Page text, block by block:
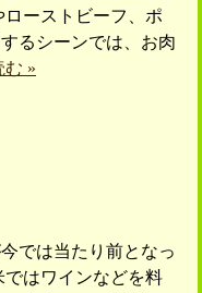
ーストビーフ、ポ
るシーンでは、お肉
む »
では当たり前となっ
はワインなどを料